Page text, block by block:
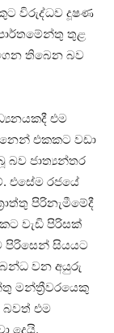
විරුද්ධව දූෂණ
තුළ
තිබෙන බව
එම
එකකට වඩා
බව ජාත්‍යන්තර
එසේම රජයේ
පිරිනැමීමේදී
වැඩි පිරිසක්
පිරිසෙන් සියයට
වන අයුරු
මන්ත්‍රීවරයෙකු
බවත් එම
දෙයි.